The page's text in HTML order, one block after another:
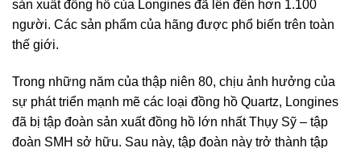
sản xuất đồng hồ của Longines đã lên đến hơn 1.100
người. Các sản phẩm của hãng được phổ biến trên toàn
thế giới.
Trong những năm của thập niên 80, chịu ảnh hưởng của
sự phát triển mạnh mẽ các loại đồng hồ Quartz, Longines
đã bị tập đoàn sản xuất đồng hồ lớn nhất Thụy Sỹ – tập
đoàn SMH sở hữu. Sau này, tập đoàn này trở thành tập